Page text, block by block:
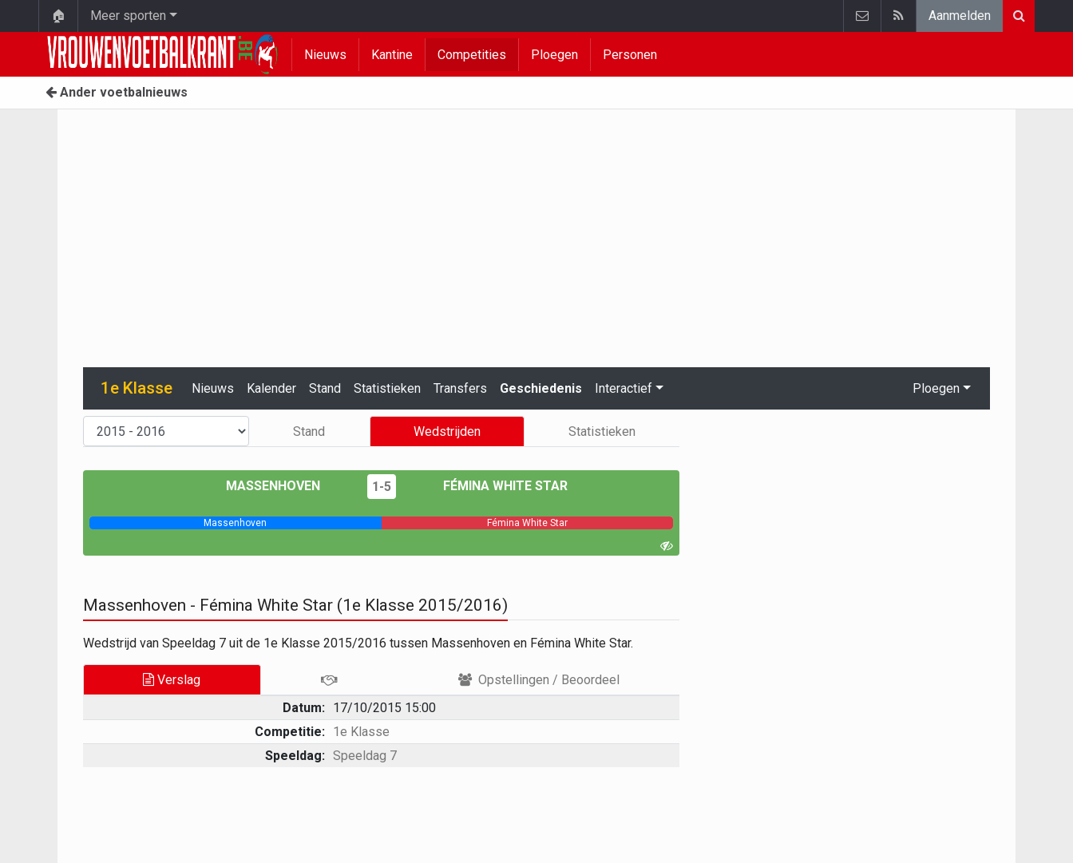
🏠 Meer sporten Aanmelden
Nieuws Kantine Competities Ploegen Personen
Ander voetbalnieuws
1e Klasse Nieuws Kalender Stand Statistieken Transfers Geschiedenis Interactief Ploegen
Stand Wedstrijden Statistieken
MASSENHOVEN 1-5 FÉMINA WHITE STAR
Massenhoven Fémina White Star
Massenhoven - Fémina White Star (1e Klasse 2015/2016)
Wedstrijd van Speeldag 7 uit de 1e Klasse 2015/2016 tussen Massenhoven en Fémina White Star.
Verslag
Opstellingen / Beoordeel
Datum: 17/10/2015 15:00
Competitie: 1e Klasse
Speeldag: Speeldag 7